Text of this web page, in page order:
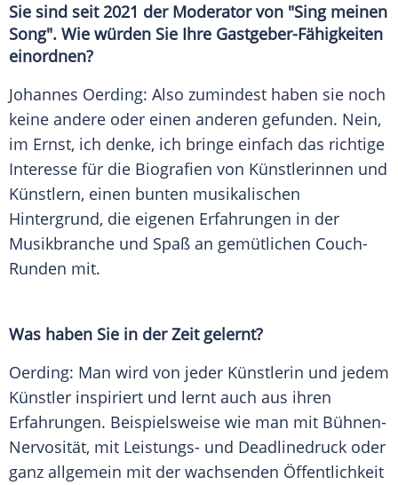
Sie sind seit 2021 der Moderator von "Sing meinen
Song". Wie würden Sie Ihre Gastgeber-Fähigkeiten
einordnen?
Johannes Oerding: Also zumindest haben sie noch
keine andere oder einen anderen gefunden. Nein,
im Ernst, ich denke, ich bringe einfach das richtige
Interesse für die Biografien von Künstlerinnen und
Künstlern, einen bunten musikalischen
Hintergrund, die eigenen Erfahrungen in der
Musikbranche und Spaß an gemütlichen Couch-
Runden mit.
Was haben Sie in der Zeit gelernt?
Oerding: Man wird von jeder Künstlerin und jedem
Künstler inspiriert und lernt auch aus ihren
Erfahrungen. Beispielsweise wie man mit Bühnen-
Nervosität, mit Leistungs- und Deadlinedruck oder
ganz allgemein mit der wachsenden Öffentlichkeit